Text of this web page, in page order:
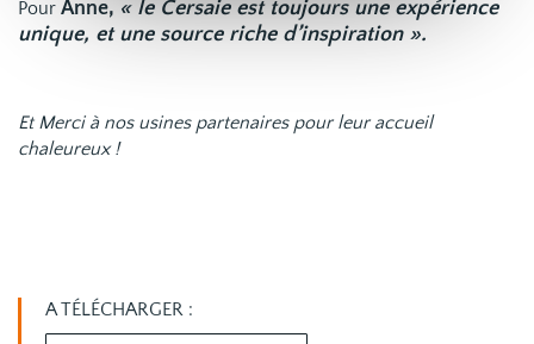
Pour Anne, « le Cersaie est toujours une expérience
unique, et une source riche d’inspiration ».
Et Merci à nos usines partenaires pour leur accueil
chaleureux !
A TÉLÉCHARGER :